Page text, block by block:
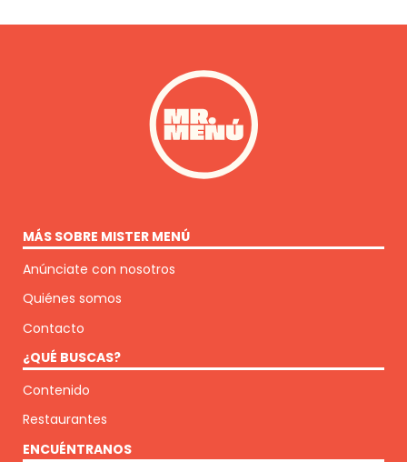
MÁS SOBRE MISTER MENÚ
Anúnciate con nosotros
Quiénes somos
Contacto
¿QUÉ BUSCAS?
Contenido
Restaurantes
ENCUÉNTRANOS